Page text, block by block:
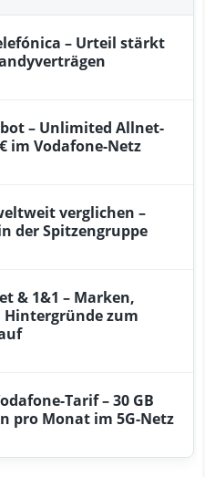
– Urteil stärkt
– Unlimited Allnet-
im Vodafone-Netz
verglichen –
der Spitzengruppe
& 1&1 – Marken,
zum
Tarif – 30 GB
pro Monat im 5G-Netz